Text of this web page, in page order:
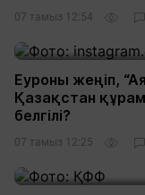
07 тамыз 12:54
Еуроны жеңіп,
Қазақстан
белгілі?
07 тамыз 12:25